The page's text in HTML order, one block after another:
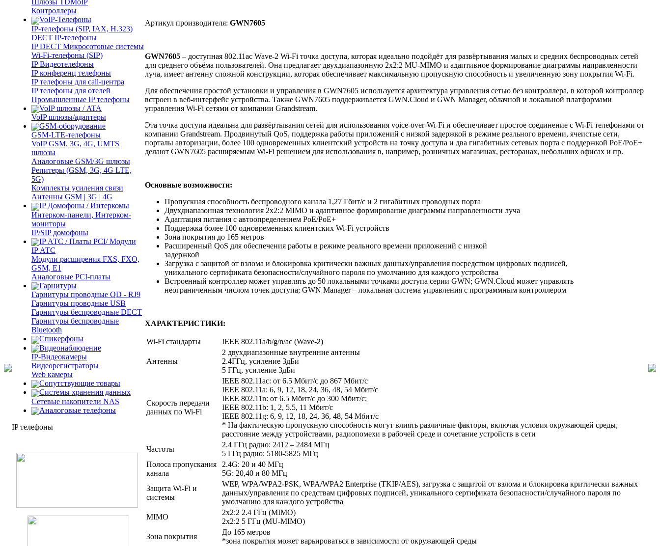
Шлюзы TDMoIP
Контроллеры
VoIP-Телефоны
IP-телефоны (SIP, IAX, H.323)
DECT IP-телефоны
IP DECT Микросотовые системы
Wi-Fi-телефоны (SIP)
IP Видеотелефоны
IP конференц телефоны
IP телефоны для call-центра
IP телефоны для отелей
Промышленные IP телефоны
VoIP шлюзы / ATA
VoIP шлюзы/адаптеры
GSM-оборудование
GSM-LTE-телефоны
VoIP GSM, 3G, 4G, UMTS
шлюзы
Аналоговые GSM/3G шлюзы
Репитеры (GSM, 3G, 4G LTE,
5G)
Комплекты усиления связи
Антенны GSM | 3G | 4G
IP Домофоны / Интеркомы
Интерком-панели, Интерком-
мониторы
IP/SIP домофоны
IP АТС / Платы PCI/ Модули
IP АТС
Модули расширения FXS, FXO,
GSM, E1
Аналоговые PCI-платы
Гарнитуры
Гарнитуры проводные QD - RJ9
Гарнитуры проводные USB
Гарнитуры беспроводные DECT
Гарнитуры беспроводные
Bluetooth
Спикерфоны
Видеонаблюдение
IP-Видеокамеры
Видеорегистраторы
Web камеры
Сопутствующие товары
Cистемы хранения данных
Сетевые накопители NAS
Аналоговые телефоны
IP телефоны
Артикул производителя: GWN7605
GWN7605 – доступная 802.11ac Wave-2 Wi-Fi точка доступа, которая идеально подойдёт для развёртывания малых и средних беспроводных сетей
для среднего объёма пользователей. Она предлагает двухдиапазонную 2x2:2 MU-MIMO и адаптивное формирование диаграммы направленности
луча, имеет антенну сложной конструкции, которая обеспечивает максимальную пропускную способность и увеличенную зону покрытия Wi-Fi.
Для обеспечения простой установки и управления в GWN7605 используется архитектура управления сетью без контроллера, в которой контроллер
встроен в веб-интерфейс устройства. Также GWN7605 поддерживается GWN.Cloud и GWN Manager, облачной и локальной платформами
управления Wi-Fi сетями от компании Grandstream.
Эта точка доступа идеальна для развёртывания сетей для использования voice-over-Wi-Fi и обеспечивает простое соединение с Wi-Fi телефонами от
компании Grandstream. Продвинутый QoS, поддержка работы приложений с низкой задержкой в режиме реального времени, ячеистые сети,
порталы авторизации, более 100 одновременных клиентский устройств на точку доступа и два гигабитных сетевых порта с поддержкой PoE/PoE+
делают GWN7605 расширяемым Wi-Fi решением для использования в, например, розничных магазинах, ресторанах, небольших офисах и пр.
Основные возможности:
Пропускная способность беспроводного канала 1,27 Гбит/с и 2 гигабитных проводных порта
Двухдиапазонная технология 2x2:2 MIMO и адаптивное формирование диаграммы направленности луча
Адаптация питания с автоопределением PoE/PoE+
Поддержка более 100 одновременных клиентских Wi-Fi устройств
Зона покрытия до 165 метров
Расширенный QoS для обеспечения работы в режиме реального времени приложений с низкой
задержкой
Загрузка с защитой от взлома и блокировка критически важных данных/управления посредством цифровых подписей,
уникального сертификата безопасности/случайного пароля по умолчанию для каждого устройства
Встроенный контроллер может управлять до 50 локальными точками доступа серии GWN; GWN.Cloud может управлять
неограниченным числом точек доступа; GWN Manager – локальная система управления с программным контроллером
ХАРАКТЕРИСТИКИ:
Wi-Fi стандарты IEEE 802.11a/b/g/n/ac (Wave-2)
Антенны
2 двухдиапазонные внутренние антенны
2.4ГГц, усиление 3дБи
5 ГГц, усиление 3дБи
Скорость передачи
данных по Wi-Fi
IEEE 802.11ac: от 6.5 Мбит/с до 867 Мбит/с
IEEE 802.11a: 6, 9, 12, 18, 24, 36, 48, 54 Мбит/с
IEEE 802.11n: от 6.5 Мбит/с до 300 Мбит/с;
IEEE 802.11b: 1, 2, 5.5, 11 Мбит/с
IEEE 802.11g: 6, 9, 12, 18, 24, 36, 48, 54 Мбит/с
* На фактическую пропускную способность могут влиять различные факторы, включая условия окружающей среды,
расстояние между устройствами, радиопомехи в рабочей среде и сочетание устройств в сети
Частоты
2.4 ГГц радио: 2412 – 2484 МГц
5 ГГц радио: 5180-5825 МГц
Полоса пропускания
канала
2.4G: 20 и 40 МГц
5G: 20,40 и 80 МГц
Защита Wi-Fi и
системы
WEP, WPA/WPA2-PSK, WPA/WPA2 Enterprise (TKIP/AES), загрузка с защитой от взлома и блокировка критически важных
данных/управления по средствам цифровых подписей, уникального сертификата безопасности/случайного пароля по
умолчанию для каждого устройства
MIMO
2x2:2 2.4 ГГц (MIMO)
2x2:2 5 ГГц (MU-MIMO)
Зона покрытия
До 165 метров
*зона покрытия может варьироваться в зависимости от окружающей среды